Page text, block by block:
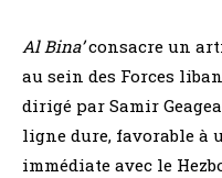
Al Bina’consacre un
au sein des Forces
dirigé par Samir
ligne dure, favorable
immédiate avec le